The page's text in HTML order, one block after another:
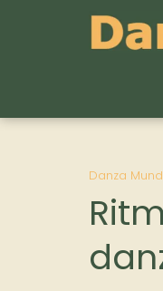
Danza